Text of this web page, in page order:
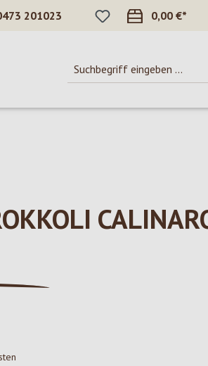
201023
DU HAST 0
0,00 €*